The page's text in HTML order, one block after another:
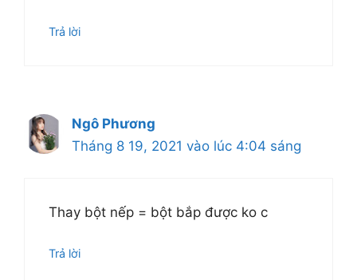
Trả lời
Ngô Phương
Tháng 8 19, 2021 vào lúc 4:04 sáng
Thay bột nếp = bột bắp được ko c
Trả lời